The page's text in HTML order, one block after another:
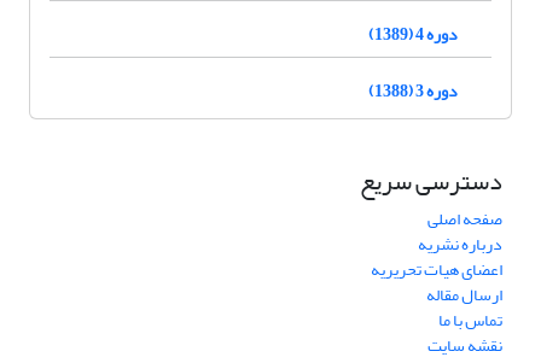
دوره 4 (1389)
دوره 3 (1388)
دسترسی سریع
صفحه اصلی
درباره نشریه
اعضای هیات تحریریه
ارسال مقاله
تماس با ما
نقشه سایت